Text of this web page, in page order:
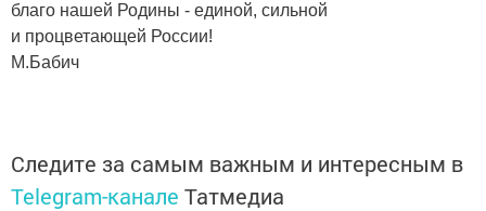
благо нашей Родины - единой, сильной
и процветающей России!
М.Бабич
Следите за самым важным и интересным в
Telegram-канале Татмедиа